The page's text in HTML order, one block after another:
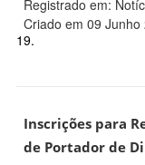
Registrado em:
Criado em 09 Junho
19.
Inscrições para
de Portador de